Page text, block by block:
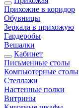
Прихожие в коридор
Обувницы
Зеркала в прихожую
Гардеробы
Вешалки
Кабинет
Письменные столы
Компьютерные столы
Стеллажи
Настенные полки
Витрины